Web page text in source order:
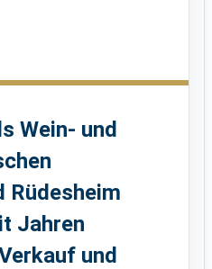
Wein- und
Rüdesheim
Jahren
und